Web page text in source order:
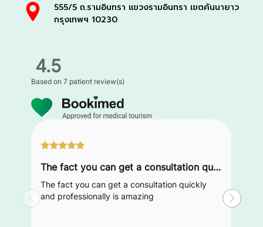
555/5 ถ.รามอินทรา แขวงรามอินทรา เขตคันนายาว
กรุงเทพฯ 10230
4.5
Based on7 patient review(s)
The fact you can get a consultation quickly and professionally is amazing
The fact you can get a consultation quickly
and professionally is amazing